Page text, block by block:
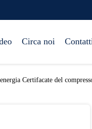
Circa noi
Certifacate del